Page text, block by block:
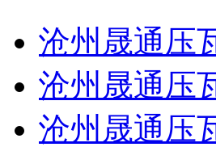
沧州晟通压
沧州晟通压
沧州晟通压